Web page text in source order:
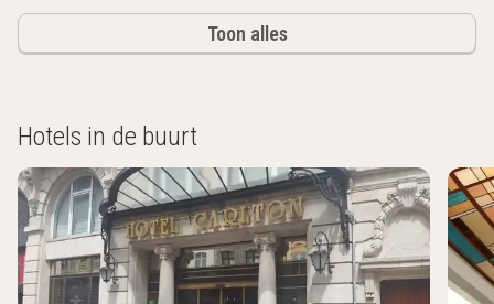
Toon alles
Hotels in de buurt